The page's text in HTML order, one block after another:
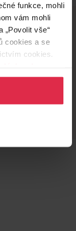
funkce, mohli
vám mohli
vše“
cookies a se
cookies.
slevy
s Teta klubem
síť prodejen